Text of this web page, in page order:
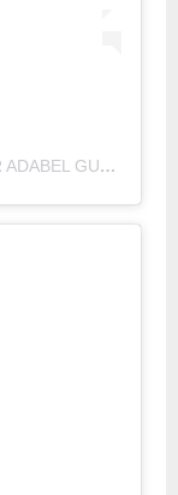
UNA PUBLICACIÓN COMPARTIDA POR ADABEL GUERRERO (@ADABELGUERRERO)